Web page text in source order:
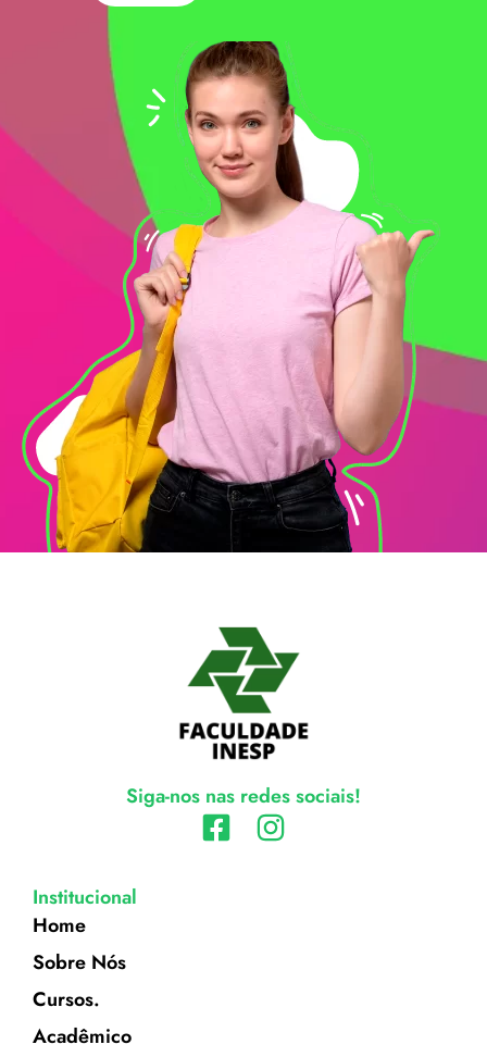
Siga-nos nas redes sociais!
Institucional
Home
Sobre Nós
Cursos.
Acadêmico